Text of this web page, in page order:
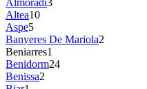
Almoradí3
Altea10
Aspe5
Banyeres De Mariola2
Beniarres1
Benidorm24
Benissa2